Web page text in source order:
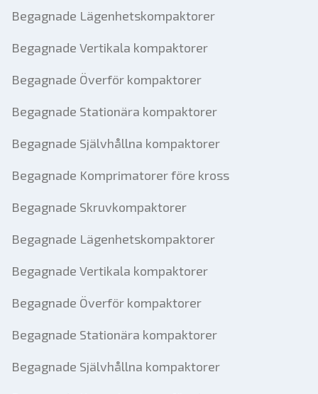
Begagnade Lägenhetskompaktorer
Begagnade Vertikala kompaktorer
Begagnade Överför kompaktorer
Begagnade Stationära kompaktorer
Begagnade Självhållna kompaktorer
Begagnade Komprimatorer före kross
Begagnade Skruvkompaktorer
Begagnade Lägenhetskompaktorer
Begagnade Vertikala kompaktorer
Begagnade Överför kompaktorer
Begagnade Stationära kompaktorer
Begagnade Självhållna kompaktorer